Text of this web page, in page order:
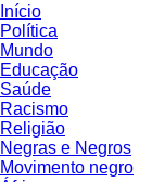
Início
Política
Mundo
Educação
Saúde
Racismo
Religião
Negras e Negros
Movimento negro